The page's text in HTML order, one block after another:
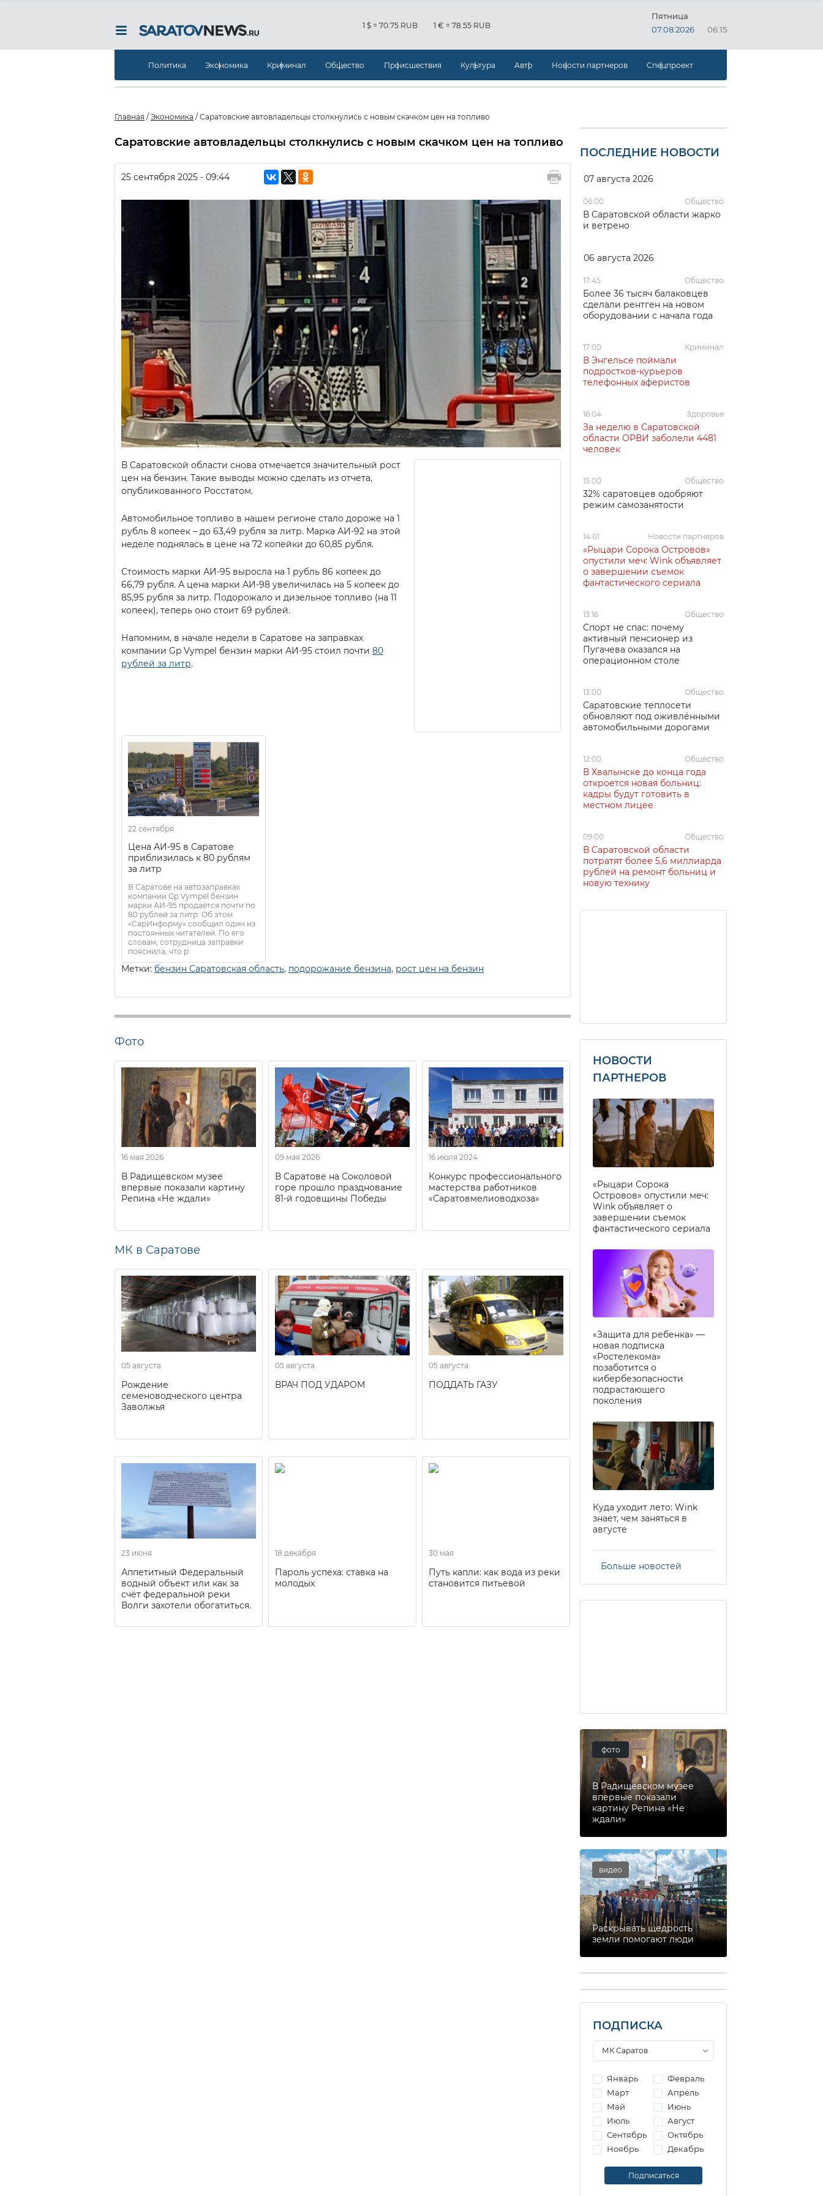
1 $ = 70.75 RUB 1 € = 78.55 RUB
Пятница
07.08.2026
06:15
Политика Экономика Криминал Общество Происшествия Культура Авто Новости партнеров Спецпроект
Главная / Экономика / Саратовские автовладельцы столкнулись с новым скачком цен на топливо
Саратовские автовладельцы столкнулись с новым скачком цен на топливо
25 сентября 2025 - 09:44
В Саратовской области снова отмечается значительный рост
цен на бензин. Такие выводы можно сделать из отчета,
опубликованного Росстатом.
Автомобильное топливо в нашем регионе стало дороже на 1
рубль 8 копеек – до 63,49 рубля за литр. Марка АИ-92 на этой
неделе поднялась в цене на 72 копейки до 60,85 рубля.
Стоимость марки АИ-95 выросла на 1 рубль 86 копеек до
66,79 рубля. А цена марки АИ-98 увеличилась на 5 копеек до
85,95 рубля за литр. Подорожало и дизельное топливо (на 11
копеек), теперь оно стоит 69 рублей.
Напомним, в начале недели в Саратове на заправках
компании Gp Vympel бензин марки АИ-95 стоил почти 80
рублей за литр.
22 сентября
Цена АИ-95 в Саратове
приблизилась к 80 рублям
за литр
В Саратове на автозаправках
компании Gp Vympel бензин
марки АИ-95 продаётся почти по
80 рублей за литр. Об этом
«СарИнформу» сообщил один из
постоянных читателей. По его
словам, сотрудница заправки
пояснила, что р
Метки: бензин Саратовская область, подорожание бензина, рост цен на бензин
Фото
16 мая 2026
В Радищевском музее
впервые показали картину
Репина «Не ждали»
09 мая 2026
В Саратове на Соколовой
горе прошло празднование
81-й годовщины Победы
16 июля 2024
Конкурс профессионального
мастерства работников
«Саратовмелиоводхоза»
МК в Саратове
05 августа
Рождение
семеноводческого центра
Заволжья
05 августа
ВРАЧ ПОД УДАРОМ
05 августа
ПОДДАТЬ ГАЗУ
23 июня
Аппетитный Федеральный
водный объект или как за
счёт федеральной реки
Волги захотели обогатиться.
18 декабря
Пароль успеха: ставка на
молодых
30 мая
Путь капли: как вода из реки
становится питьевой
ПОСЛЕДНИЕ НОВОСТИ
07 августа 2026
06:00 Общество
В Саратовской области жарко
и ветрено
06 августа 2026
17:45 Общество
Более 36 тысяч балаковцев
сделали рентген на новом
оборудовании с начала года
17:00 Криминал
В Энгельсе поймали
подростков-курьеров
телефонных аферистов
16:04 Здоровье
За неделю в Саратовской
области ОРВИ заболели 4481
человек
15:00 Общество
32% саратовцев одобряют
режим самозанятости
14:01 Новости партнеров
«Рыцари Сорока Островов»
опустили меч: Wink объявляет
о завершении съемок
фантастического сериала
13:16 Общество
Спорт не спас: почему
активный пенсионер из
Пугачева оказался на
операционном столе
13:00 Общество
Саратовские теплосети
обновляют под оживлёнными
автомобильными дорогами
12:00 Общество
В Хвалынске до конца года
откроется новая больниц:
кадры будут готовить в
местном лицее
09:00 Общество
В Саратовской области
потратят более 5,6 миллиарда
рублей на ремонт больниц и
новую технику
НОВОСТИ
ПАРТНЕРОВ
«Рыцари Сорока
Островов» опустили меч:
Wink объявляет о
завершении съемок
фантастического сериала
«Защита для ребенка» —
новая подписка
«Ростелекома»
позаботится о
кибербезопасности
подрастающего
поколения
Куда уходит лето: Wink
знает, чем заняться в
августе
Больше новостей
фото
В Радищевском музее
впервые показали
картину Репина «Не
ждали»
видео
Раскрывать щедрость
земли помогают люди
ПОДПИСКА
Январь
Февраль
Март
Апрель
Май
Июнь
Июль
Август
Сентябрь
Октябрь
Ноябрь
Декабрь